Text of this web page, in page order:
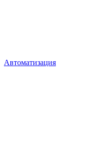
Автоматизация